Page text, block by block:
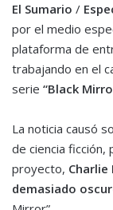
El Sumario /
por el medio
plataforma de
trabajando en el
serie “Black
La noticia causó
de ciencia
proyecto,
demasiado